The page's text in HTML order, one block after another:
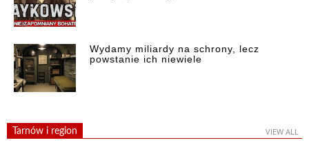
Wydamy miliardy na schrony, lecz
powstanie ich niewiele
Tarnów i region VIEW ALL